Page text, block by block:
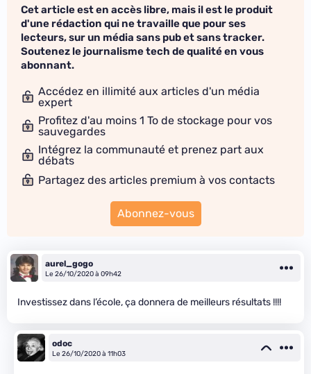
Cet article est en accès libre, mais il est le produit
d'une rédaction qui ne travaille que pour ses
lecteurs, sur un média sans pub et sans tracker.
Soutenez le journalisme tech de qualité en vous
abonnant.
Accédez en illimité aux articles d'un média
expert
Profitez d'au moins 1 To de stockage pour vos
sauvegardes
Intégrez la communauté et prenez part aux
débats
Partagez des articles premium à vos contacts
Abonnez-vous
aurel_gogo
Le 26/10/2020 à 09h42
Investissez dans l’école, ça donnera de meilleurs résultats !!!!
odoc
Le 26/10/2020 à 11h03